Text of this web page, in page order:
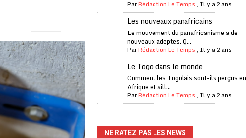
A LA UNE
contre-courant
à la tête de la FIFA
A LA UNE
Aliko Dangote
A LA UNE
financière
ECONOMIE
de l’AC Milan, est mort à 66 ans
A LA UNE
de la Coupe du monde
UNE
ParRédaction Le Temps , Il y a 2 ans
Les nouveaux panafricains
Le mouvement du panafricanisme a de
nouveaux adeptes. Q...
ParRédaction Le Temps , Il y a 2 ans
Le Togo dans le monde
Comment les Togolais sont-ils perçus en
Afrique et aill...
ParRédaction Le Temps , Il y a 2 ans
NE RATEZ PAS LES NEWS